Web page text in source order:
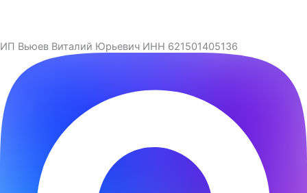
ИП Вьюев Виталий Юрьевич ИНН 621501405136